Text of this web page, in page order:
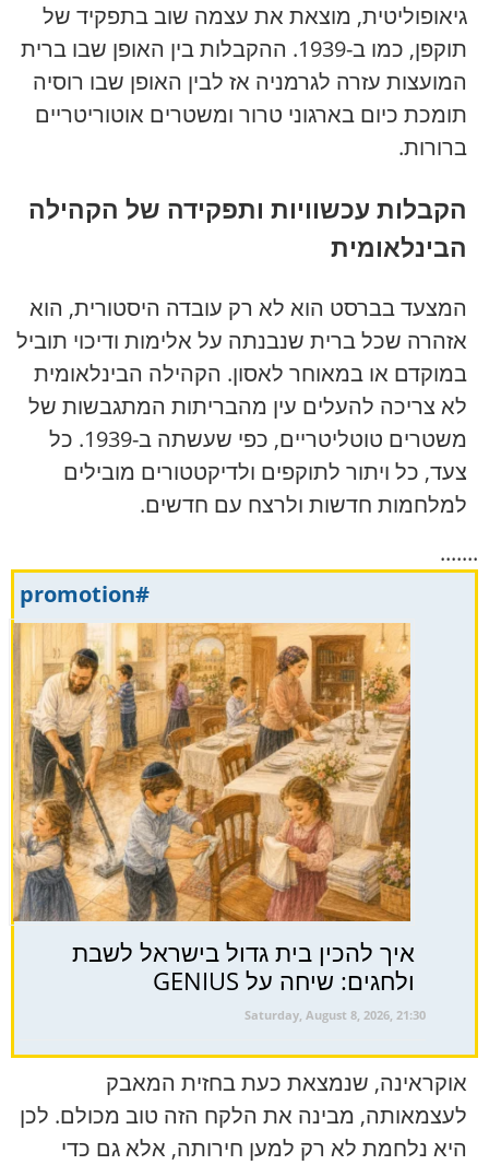
גיאופוליטית, מוצאת את עצמה שוב בתפקיד של
תוקפן, כמו ב-1939. ההקבלות בין האופן שבו ברית
המועצות עזרה לגרמניה אז לבין האופן שבו רוסיה
תומכת כיום בארגוני טרור ומשטרים אוטוריטריים
ברורות.
הקבלות עכשוויות ותפקידה של הקהילה
הבינלאומית
המצעד בברסט הוא לא רק עובדה היסטורית, הוא
אזהרה שכל ברית שנבנתה על אלימות ודיכוי תוביל
במוקדם או במאוחר לאסון. הקהילה הבינלאומית
לא צריכה להעלים עין מהבריתות המתגבשות של
משטרים טוטליטריים, כפי שעשתה ב-1939. כל
צעד, כל ויתור לתוקפים ולדיקטטורים מובילים
למלחמות חדשות ולרצח עם חדשים.
.......
#promotion
איך להכין בית גדול בישראל לשבת
ולחגים: שיחה על GENIUS
Saturday, August 8, 2026, 21:30
אוקראינה, שנמצאת כעת בחזית המאבק
לעצמאותה, מבינה את הלקח הזה טוב מכולם. לכן
היא נלחמת לא רק למען חירותה, אלא גם כדי